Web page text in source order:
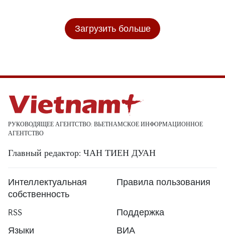
Загрузить больше
РУКОВОДЯЩЕЕ АГЕНТСТВО: ВЬЕТНАМСКОЕ ИНФОРМАЦИОННОЕ
АГЕНТСТВО
Главный редактор: ЧАН ТИЕН ДУАН
Интеллектуальная
собственность
Правила пользования
RSS
Поддержка
Языки
ВИА